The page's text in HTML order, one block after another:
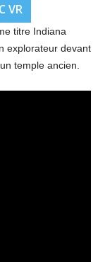
VR
titre Indiana
explorateur devant
temple ancien.